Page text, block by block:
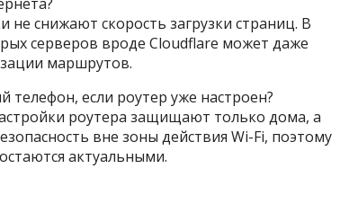
не снижают скорость загрузки страниц. В
серверов вроде Cloudflare может даже
маршрутов.
если роутер уже настроен?
роутера защищают только дома, а
вне зоны действия Wi-Fi, поэтому
актуальными.